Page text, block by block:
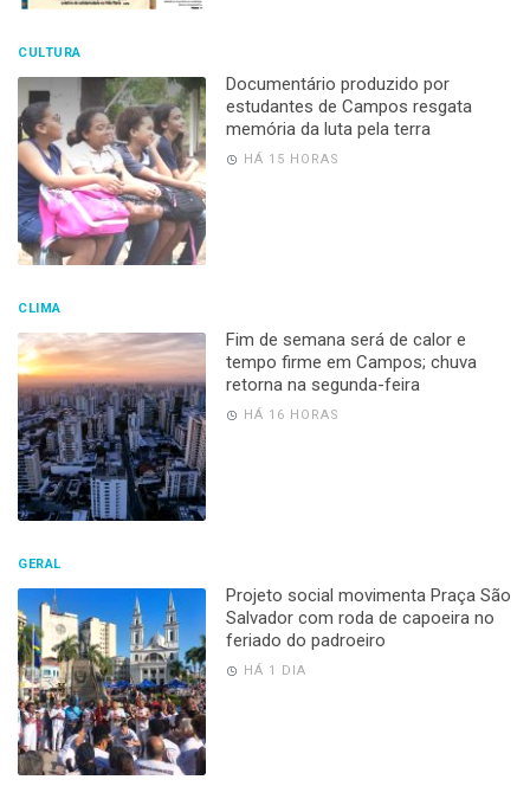
CULTURA
Documentário produzido por
estudantes de Campos resgata
memória da luta pela terra
HÁ 15 HORAS
CLIMA
Fim de semana será de calor e
tempo firme em Campos; chuva
retorna na segunda-feira
HÁ 16 HORAS
GERAL
Projeto social movimenta Praça São
Salvador com roda de capoeira no
feriado do padroeiro
HÁ 1 DIA